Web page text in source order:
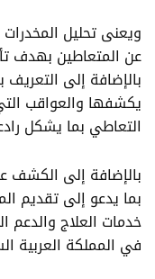
عن المتعاطين بهدف
بالإضافة إلى التعريف
يكشفها والعواقب
التعاطي بما يشكل
بالإضافة إلى الكشف
بما يدعو إلى تقديم
خدمات العلاج
في المملكة العربية